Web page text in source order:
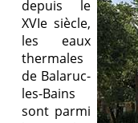
depuis le
XVIe siècle,
les eaux
thermales
de Balaruc-
les-Bains
sont parmi